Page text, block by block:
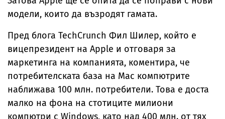
модели, които да възродят гамата.
Пред блога TechCrunch Фил Шилер, който е
вицепрезидент на Apple и отговаря за
маркетинга на компанията, коментира, че
потребителската база на Mac компютрите
наближава 100 млн. потребители. Това е доста
малко на фона на стотиците милиони
компютри с Windows, като над 400 млн. от тях